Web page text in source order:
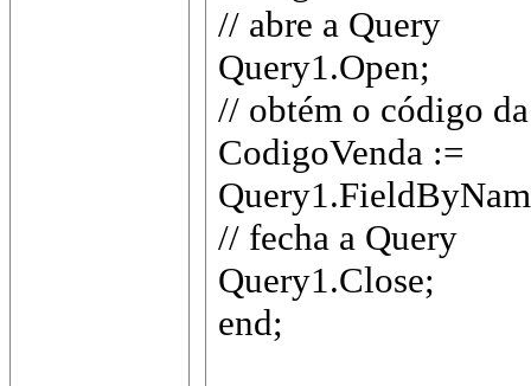
// abre a Query
Query1.Open;
// obtém o código
CodigoVenda :=
// fecha a Query
Query1.Close;
end;